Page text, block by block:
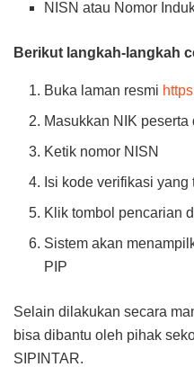
NISN atau Nomor
Berikut langkah-langkah
Buka laman resmi
Masukkan NIK peserta
Ketik nomor NISN
Isi kode verifikasi yang
Klik tombol pencarian
Sistem akan
PIP
Selain dilakukan secara
bisa dibantu oleh pihak
SIPINTAR.